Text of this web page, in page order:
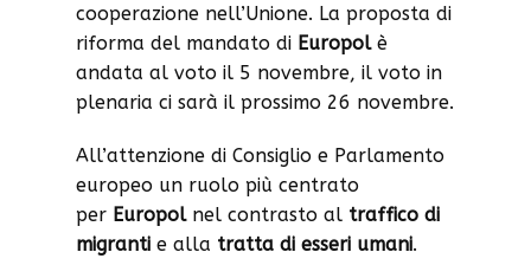
cooperazione nell’Unione. La proposta di
riforma del mandato di Europolè
andata al voto il 5 novembre, il voto in
plenaria ci sarà il prossimo 26 novembre.
All’attenzione di Consiglio e Parlamento
europeo un ruolo più centrato
per Europolnel contrasto al traffico di
migranti e alla tratta di esseri umani.